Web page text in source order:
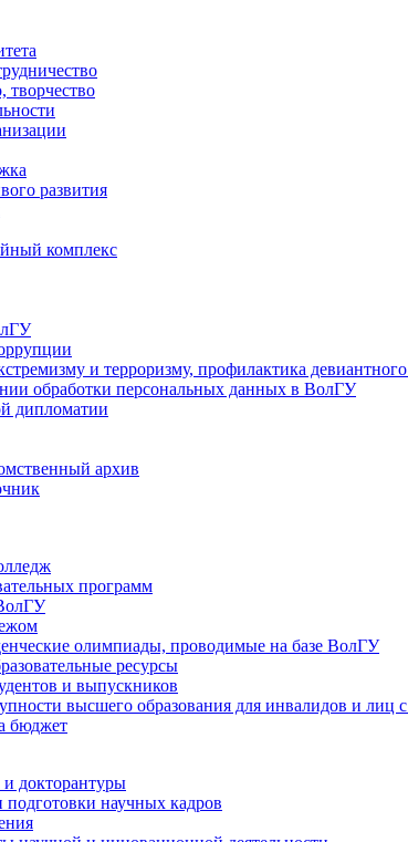
творчество
развития
комплекс
и терроризму, профилактика
обработки персональных данных в ВолГУ
дипломатии
архив
программ
олимпиады, проводимые на базе ВолГУ
ресурсы
и выпускников
высшего образования для инвалидов и лиц
бюджет
докторантуры
научных кадров